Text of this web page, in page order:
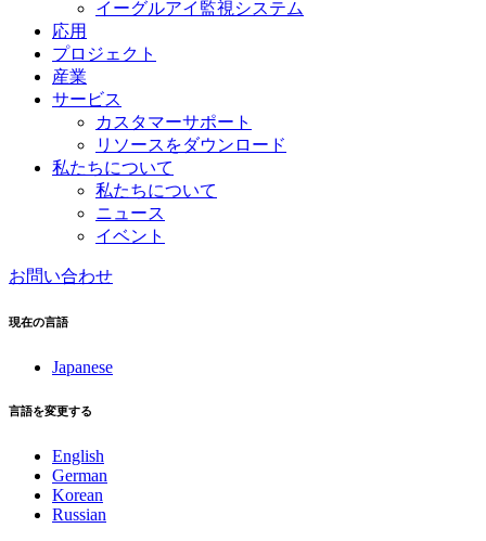
イーグルアイ監視システム
応用
プロジェクト
産業
サービス
カスタマーサポート
リソースをダウンロード
私たちについて
私たちについて
ニュース
イベント
お問い合わせ
現在の言語
Japanese
言語を変更する
English
German
Korean
Russian